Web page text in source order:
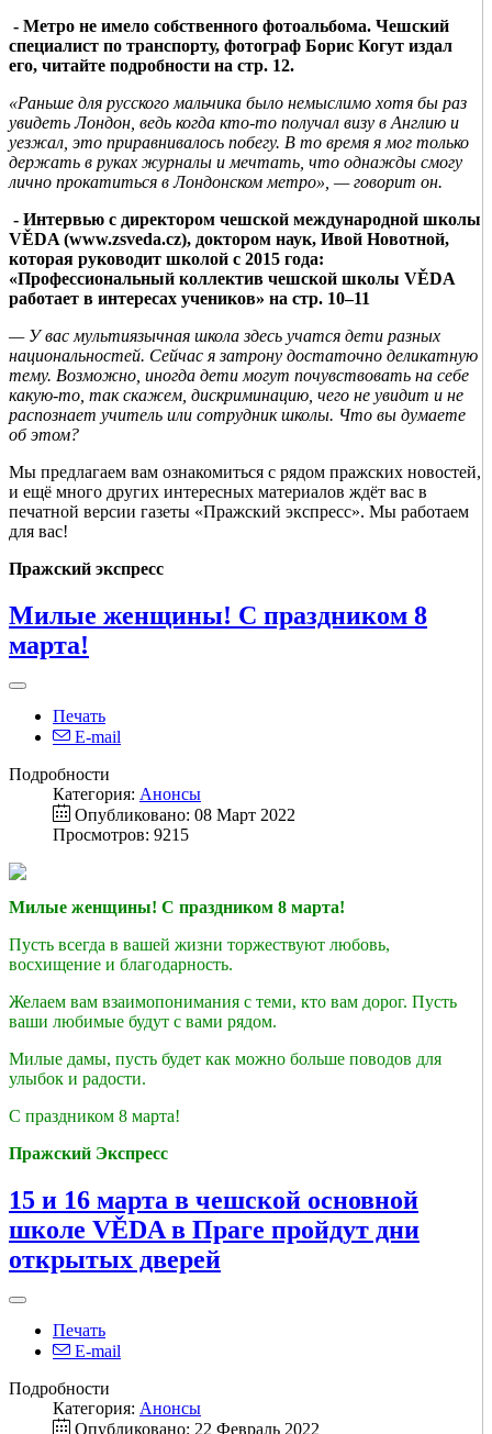
- Метро не имело собственного фотоальбома. Чешский
специалист по транспорту, фотограф Борис Когут издал
его, читайте подробности на стр. 12.
«Раньше для русского мальчика было немыслимо хотя бы раз
увидеть Лондон, ведь когда кто-то получал визу в Англию и
уезжал, это приравнивалось побегу. В то время я мог только
держать в руках журналы и мечтать, что однажды смогу
лично прокатиться в Лондонском метро», — говорит он.
- Интервью с директором чешской международной школы
VĚDA (www.zsveda.cz), доктором наук, Ивой Новотной,
которая руководит школой с 2015 года:
«Профессиональный коллектив чешской школы VĚDA
работает в интересах учеников» на стр. 10–11
— У вас мультиязычная школа здесь учатся дети разных
национальностей. Сейчас я затрону достаточно деликатную
тему. Возможно, иногда дети могут почувствовать на себе
какую-то, так скажем, дискриминацию, чего не увидит и не
распознает учитель или сотрудник школы. Что вы думаете
об этом?
Мы предлагаем вам ознакомиться с рядом пражских новостей,
и ещё много других интересных материалов ждёт вас в
печатной версии газеты «Пражский экспресс». Мы работаем
для вас!
Пражский экспресс
Милые женщины! С праздником 8
марта!
Печать
E-mail
Подробности
Категория: Анонсы
Опубликовано: 08 Март 2022
Просмотров: 9215
Милые женщины! С праздником 8 марта!
Пусть всегда в вашей жизни торжествуют любовь,
восхищение и благодарность.
Желаем вам взаимопонимания с теми, кто вам дорог. Пусть
ваши любимые будут с вами рядом.
Милые дамы, пусть будет как можно больше поводов для
улыбок и радости.
С праздником 8 марта!
Пражский Экспресс
15 и 16 марта в чешской основной
школе VĚDA в Праге пройдут дни
открытых дверей
Печать
E-mail
Подробности
Категория: Анонсы
Опубликовано: 22 Февраль 2022